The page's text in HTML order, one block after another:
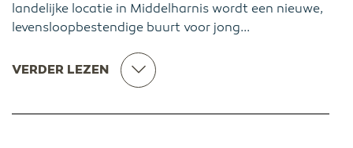
landelijke locatie in Middelharnis wordt een nieuwe,
levensloopbestendige buurt voor jong...
VERDER LEZEN